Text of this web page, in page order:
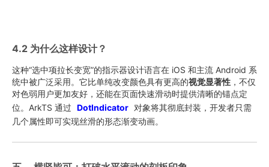
4.2 为什么这样设计？
这种“选中项拉长变宽”的指示器设计语言在 iOS 和主流 Android 系
统中被广泛采用。它比单纯改变颜色具有更高的视觉显著性 ，不仅
对色弱用户更加友好，还能在页面快速滑动时提供清晰的锚点定
位。ArkTS 通过 DotIndicator 对象将其彻底封装，开发者只需
几个属性即可实现丝滑的形态渐变动画。